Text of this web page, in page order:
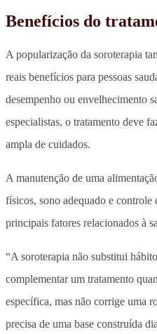
Benefícios do
A popularização da soroterapia
reais benefícios para pessoas
desempenho ou envelhecimento
especialistas, o tratamento deve
ampla de cuidados.
A manutenção de uma
físicos, sono adequado e controle
principais fatores relacionados à
“A soroterapia não substitui
complementar um tratamento
específica, mas não corrige uma
precisa de uma base construída